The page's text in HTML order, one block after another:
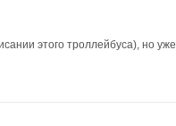
этого троллейбуса), но уже